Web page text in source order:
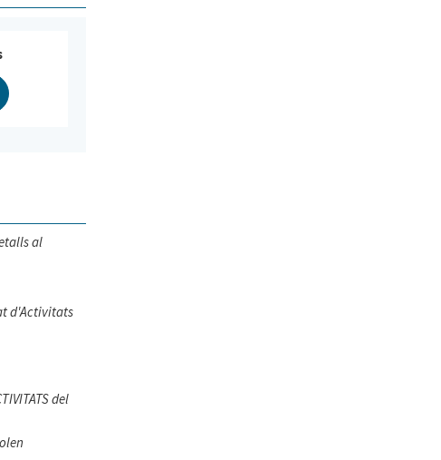
al
d'Activitats
del